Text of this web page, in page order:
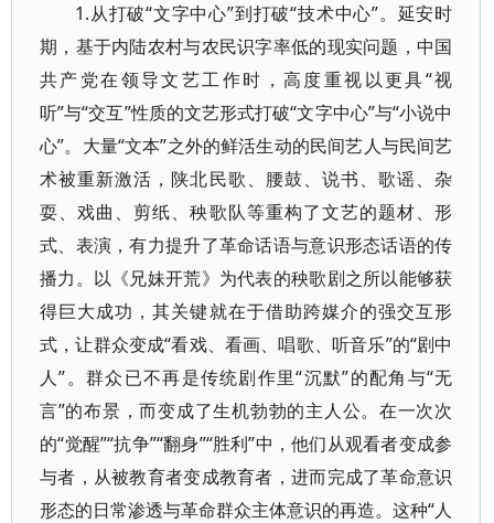
1.从打破“文字中心”到打破“技术中心”。延安时
期，基于内陆农村与农民识字率低的现实问题，中国
共产党在领导文艺工作时，高度重视以更具“视
听”与“交互”性质的文艺形式打破“文字中心”与“小说中
心”。大量“文本”之外的鲜活生动的民间艺人与民间艺
术被重新激活，陕北民歌、腰鼓、说书、歌谣、杂
耍、戏曲、剪纸、秧歌队等重构了文艺的题材、形
式、表演，有力提升了革命话语与意识形态话语的传
播力。以《兄妹开荒》为代表的秧歌剧之所以能够获
得巨大成功，其关键就在于借助跨媒介的强交互形
式，让群众变成“看戏、看画、唱歌、听音乐”的“剧中
人”。群众已不再是传统剧作里“沉默”的配角与“无
言”的布景，而变成了生机勃勃的主人公。在一次次
的“觉醒”“抗争”“翻身”“胜利”中，他们从观看者变成参
与者，从被教育者变成教育者，进而完成了革命意识
形态的日常渗透与革命群众主体意识的再造。这种“人